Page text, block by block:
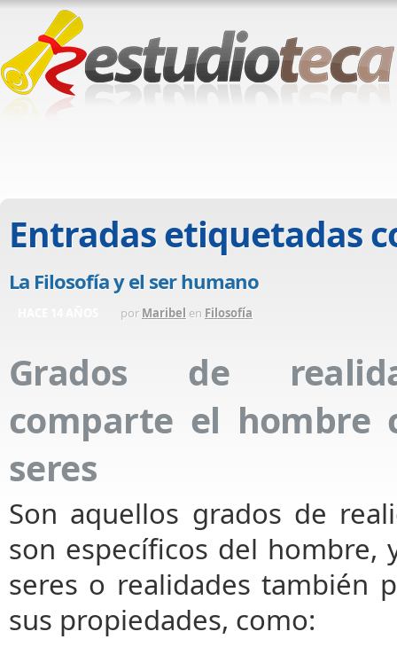
Entradas etiquetadas
La Filosofía y el ser humano
por Maribel en Filosofía
Grados de
comparte el hombre
seres
Son aquellos grados de
son específicos del hombre,
seres o realidades también
sus propiedades, como: